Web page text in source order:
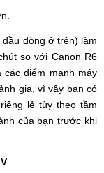
dòng ở trên) làm
so với Canon R6
điểm mạnh máy
gia, vì vậy bạn có
lẻ tùy theo tầm
của bạn trước khi